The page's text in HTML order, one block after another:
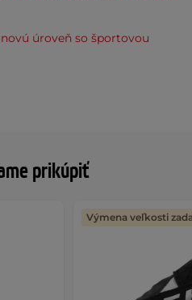
prikúpiť
Výmena veľkosti
úroveň so športovou